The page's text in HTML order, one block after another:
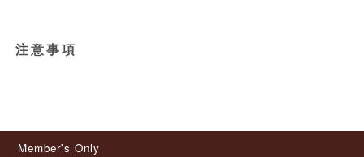
注意事項
Member's Only